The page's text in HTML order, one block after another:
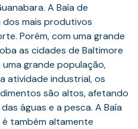
A Baía de
dos mais produtivos
Porém, com uma grande
as cidades de Baltimore
uma grande população,
atividade industrial, os
são altos, afetando
águas e a pesca. A Baía
é também altamente